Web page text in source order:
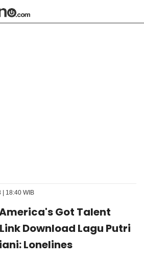
| 18:40 WIB
Got Talent
Download Lagu Putri
Lonelines